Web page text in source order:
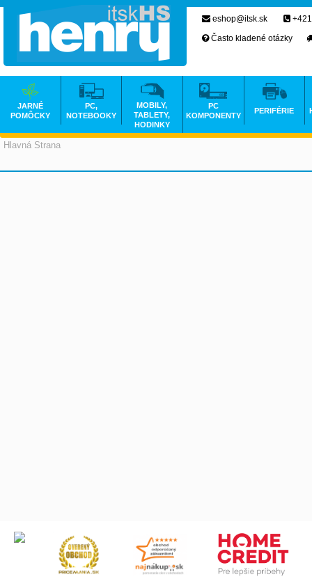
Hlavná Strana
eshop@itsk.sk
Často kladené otázky
JARNÉ
POMÔCKY
PC,
NOTEBOOKY
MOBILY,
TABLETY,
HODINKY
PC
KOMPONENTY
PERIFÉRIE